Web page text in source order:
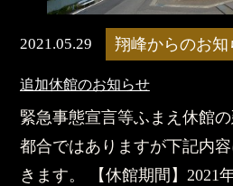
2021.05.29 翔峰からのお知
追加休館のお知らせ
緊急事態宣言等ふまえ休館
都合ではありますが下記内
きます。 【休館期間】2021